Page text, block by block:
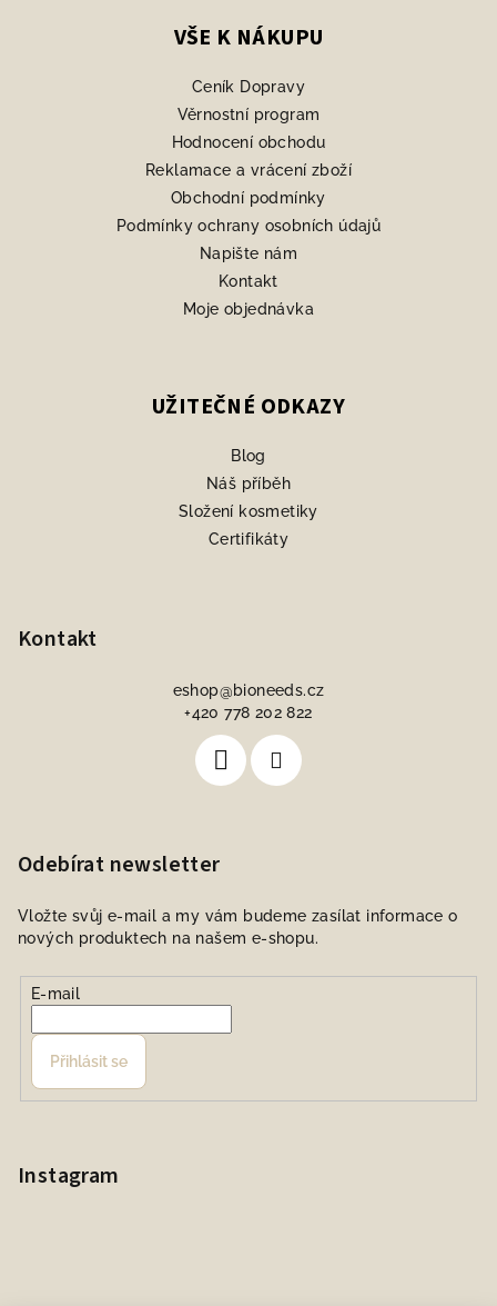
VŠE K NÁKUPU
Ceník Dopravy
Věrnostní program
Hodnocení obchodu
Reklamace a vrácení zboží
Obchodní podmínky
Podmínky ochrany osobních údajů
Napište nám
Kontakt
Moje objednávka
UŽITEČNÉ ODKAZY
Blog
Náš příběh
Složení kosmetiky
Certifikáty
Kontakt
eshop@bioneeds.cz
+420 778 202 822
Odebírat newsletter
Vložte svůj e-mail a my vám budeme zasílat informace o
nových produktech na našem e-shopu.
E-mail
Přihlásit se
Instagram